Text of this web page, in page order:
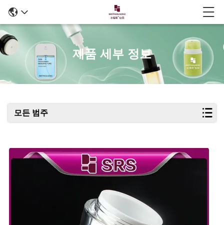
제품 세부 정보
모든 범주